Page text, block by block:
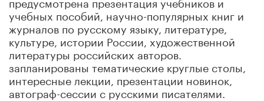
учебных пособий, научно-популярных книг и
журналов по русскому языку, литературе,
культуре, истории России, художественной
литературы российских авторов.
запланированы тематические круглые столы,
интересные лекции, презентации новинок,
автограф-сессии с русскими писателями.